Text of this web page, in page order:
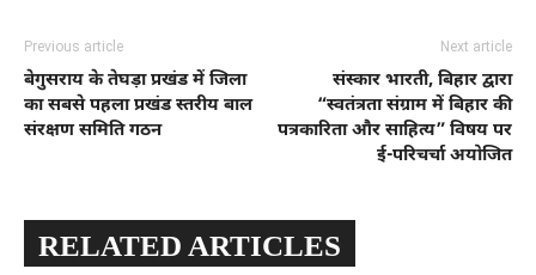
Previous article
बेगुसराय के तेघड़ा प्रखंड में जिला
का सबसे पहला प्रखंड स्तरीय बाल
संरक्षण समिति गठन
Next article
संस्कार भारती, बिहार द्वारा
“स्वतंत्रता संग्राम में बिहार की
पत्रकारिता और साहित्य” विषय पर
ई-परिचर्चा अयोजित
RELATED ARTICLES